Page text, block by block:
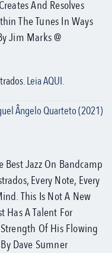
And Resolves
The Tunes In Ways
Jim Marks @
Leia AQUI.
Ângelo Quarteto (2021)
Best Jazz On Bandcamp
Every Note, Every
This Is Not A New
Has A Talent For
Of His Flowing
Dave Sumner